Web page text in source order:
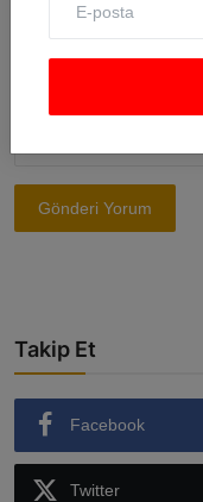
Gönderi Yorum
Takip Et
Facebook
Twitter